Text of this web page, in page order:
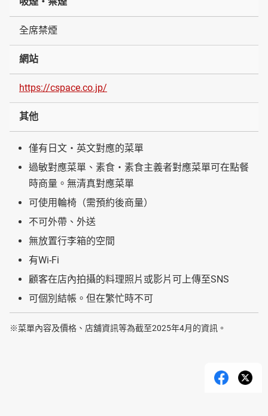
全席禁煙
網站
https://cspace.co.jp/
其他
僅有日文・英文對應的菜單
過敏對應菜單、素食・素食主義者對應菜單可在點餐
時商量。無清真對應菜單
可使用輪椅（需預約後商量）
不可外帶、外送
無放置行李箱的空間
有Wi-Fi
顧客在店內拍攝的料理照片或影片可上傳至SNS
可個別結帳。但在繁忙時不可
※菜單內容及價格、店舖資訊等為截至2025年4月的資訊。